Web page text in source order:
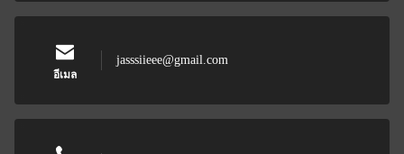
อีเมล
jasssiieee@gmail.com